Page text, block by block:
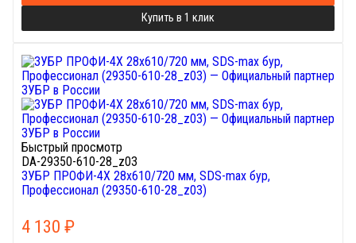
Купить в 1 клик
Быстрый просмотр
DA-29350-610-28_z03
ЗУБР ПРОФИ-4Х 28x610/720 мм, SDS-max бур,
Профессионал (29350-610-28_z03)
4 130 ₽